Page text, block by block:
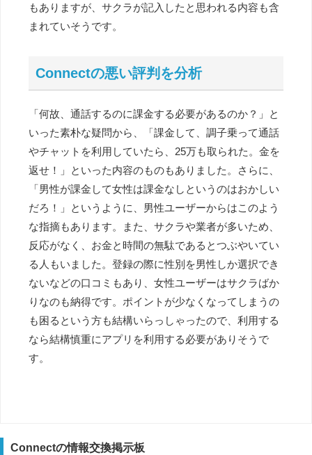
もありますが、サクラが記入したと思われる内容も含
まれていそうです。
Connectの悪い評判を分析
「何故、通話するのに課金する必要があるのか？」と
いった素朴な疑問から、「課金して、調子乗って通話
やチャットを利用していたら、25万も取られた。金を
返せ！」といった内容のものもありました。さらに、
「男性が課金して女性は課金なしというのはおかしい
だろ！」というように、男性ユーザーからはこのよう
な指摘もあります。また、サクラや業者が多いため、
反応がなく、お金と時間の無駄であるとつぶやいてい
る人もいました。登録の際に性別を男性しか選択でき
ないなどの口コミもあり、女性ユーザーはサクラばか
りなのも納得です。ポイントが少なくなってしまうの
も困るという方も結構いらっしゃったので、利用する
なら結構慎重にアプリを利用する必要がありそうで
す。
Connectの情報交換掲示板